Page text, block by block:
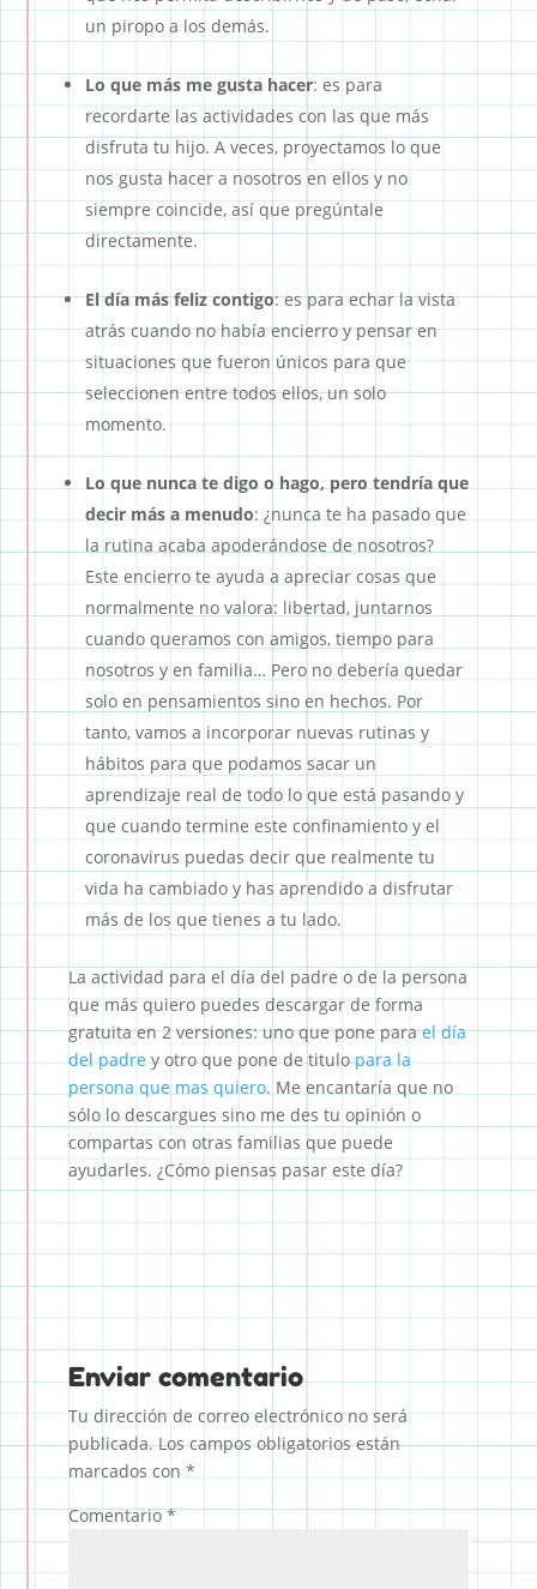
un piropo a los demás.
Lo que más me gusta hacer: es para
recordarte las actividades con las que más
disfruta tu hijo. A veces, proyectamos lo que
nos gusta hacer a nosotros en ellos y no
siempre coincide, así que pregúntale
directamente.
El día más feliz contigo: es para echar la vista
atrás cuando no había encierro y pensar en
situaciones que fueron únicos para que
seleccionen entre todos ellos, un solo
momento.
Lo que nunca te digo o hago, pero tendría que
decir más a menudo: ¿nunca te ha pasado que
la rutina acaba apoderándose de nosotros?
Este encierro te ayuda a apreciar cosas que
normalmente no valora: libertad, juntarnos
cuando queramos con amigos, tiempo para
nosotros y en familia… Pero no debería quedar
solo en pensamientos sino en hechos. Por
tanto, vamos a incorporar nuevas rutinas y
hábitos para que podamos sacar un
aprendizaje real de todo lo que está pasando y
que cuando termine este confinamiento y el
coronavirus puedas decir que realmente tu
vida ha cambiado y has aprendido a disfrutar
más de los que tienes a tu lado.
La actividad para el día del padre o de la persona
que más quiero puedes descargar de forma
gratuita en 2 versiones: uno que pone parael día
del padrey otro que pone de titulopara la
persona que mas quiero. Me encantaría que no
sólo lo descargues sino me des tu opinión o
compartas con otras familias que puede
ayudarles. ¿Cómo piensas pasar este día?
Enviar comentario
Tu dirección de correo electrónico no será
publicada. Los campos obligatorios están
marcados con *
Comentario*